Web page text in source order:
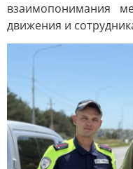
взаимопонимания
движения и